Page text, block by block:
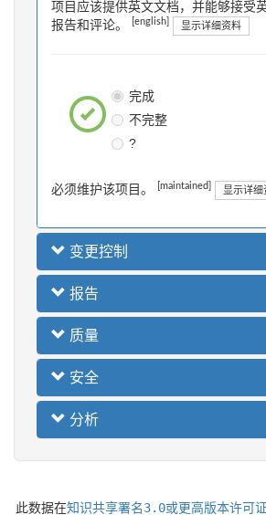
项目应该提供英文文档，并能够接受
报告和评论。
[english] 显示详细资料
完成
不完整
?
必须维护该项目。 [maintained] 显示详细
变更控制
报告
质量
安全
分析
此数据在知识共享署名3.0或更高版本许可